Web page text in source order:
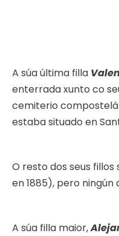
A súa última filla
enterrada xunto co
cemiterio
estaba situado en
O resto dos seus
en 1885), pero ningún
A súa filla maior,